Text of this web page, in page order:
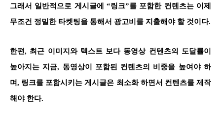
그래서 일반적으로 게시글에 “링크”를 포함한 컨텐츠는 이제
무조건 정밀한 타켓팅을 통해서 광고비를 지출해야 할 것이다.
한편, 최근 이미지와 텍스트 보다 동영상 컨텐츠의 도달률이
높아지는 지금, 동영상이 포함된 컨텐츠의 비중을 높여야 하
며, 링크를 포함시키는 게시글은 최소화 하면서 컨텐츠를 제작
해야 한다.